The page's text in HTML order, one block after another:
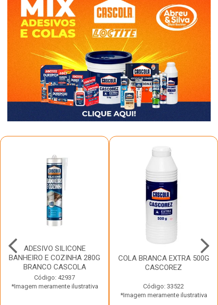
ADESIVO SILICONE
BANHEIRO E COZINHA 280G
BRANCO CASCOLA
Código: 42937
*Imagem meramente ilustrativa
COLA BRANCA EXTRA 500G
CASCOREZ
Código: 33522
*Imagem meramente ilustrativa